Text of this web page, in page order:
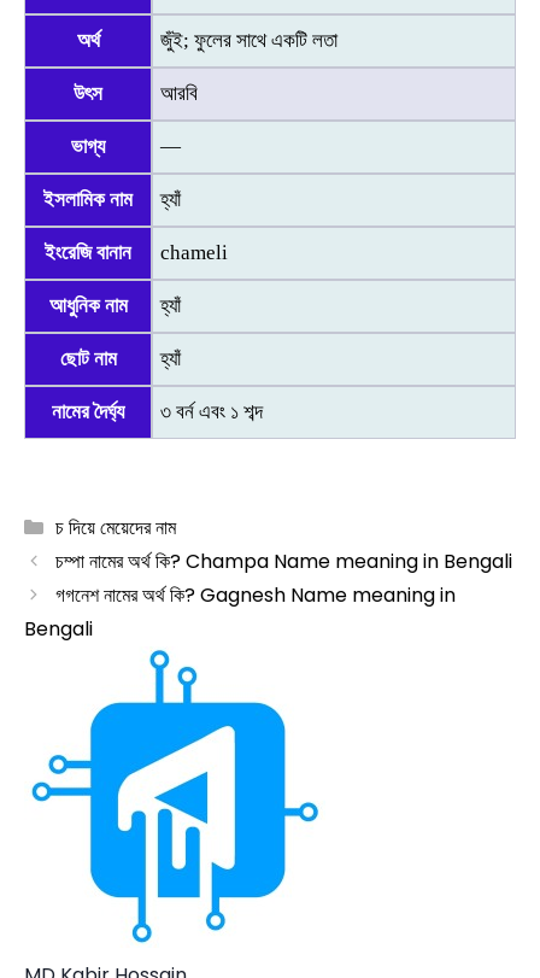
অর্থ জুঁই; ফুলের সাথে একটি লতা
উৎস আরবি
ভাগ্য —
ইসলামিক নাম হ্যাঁ
ইংরেজি বানান chameli
আধুনিক নাম হ্যাঁ
ছোট নাম হ্যাঁ
নামের দৈর্ঘ্য ৩ বর্ন এবং ১ শব্দ
Categories
চ দিয়ে মেয়েদের নাম
চম্পা নামের অর্থ কি? Champa Name meaning in Bengali
গগনেশ নামের অর্থ কি? Gagnesh Name meaning in
Bengali